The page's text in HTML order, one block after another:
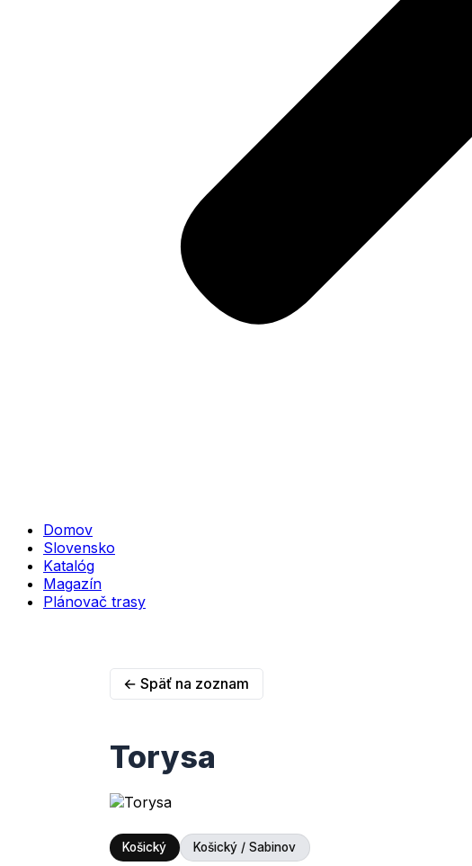
Domov
Slovensko
Katalóg
Magazín
Plánovač trasy
← Späť na zoznam
Torysa
Košický Košický / Sabinov